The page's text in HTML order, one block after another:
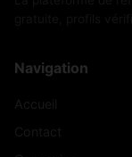
Navigation